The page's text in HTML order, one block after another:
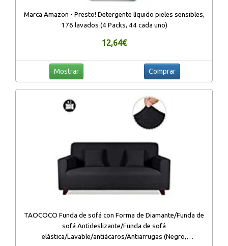
Marca Amazon - Presto! Detergente líquido pieles sensibles,
176 lavados (4 Packs, 44 cada uno)
12,64€
Mostrar Comprar
TAOCOCO Funda de sofá con Forma de Diamante/Funda de
sofá Antideslizante/Funda de sofá
elástica/Lavable/antiácaros/Antiarrugas (Negro,